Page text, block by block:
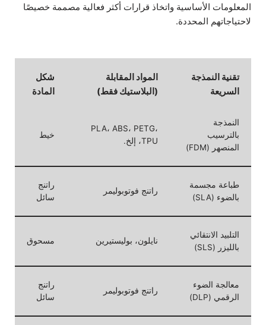
المعلومات الأساسية واتخاذ قرارات أكثر فعالية مصممة خصيصًا
لاحتياجاتهم المحددة.
تقنية النمذجة
السريعة
المواد المقابلة
(البلاستيك فقط)
شكل
المادة
النمذجة
بالترسيب
المنصهر (FDM)
PLA، ABS، PETG،
TPU، إلخ.
خيط
طباعة مجسمة
بالضوء (SLA)
راتنج فوتوبوليمر
راتنج
سائل
التلبيد الانتقائي
بالليزر (SLS)
نايلون، بوليستيرين مسحوق
معالجة الضوء
الرقمي (DLP)
راتنج فوتوبوليمر
راتنج
سائل